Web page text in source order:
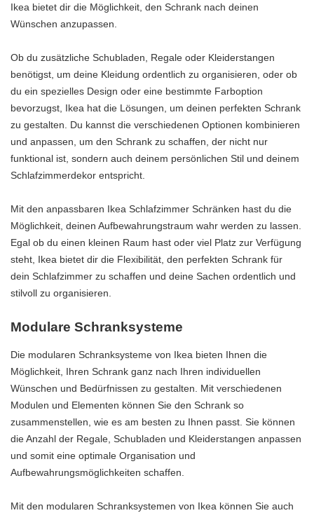
Ikea bietet dir die Möglichkeit, den Schrank nach deinen
Wünschen anzupassen.
Ob du zusätzliche Schubladen, Regale oder Kleiderstangen
benötigst, um deine Kleidung ordentlich zu organisieren, oder ob
du ein spezielles Design oder eine bestimmte Farboption
bevorzugst, Ikea hat die Lösungen, um deinen perfekten Schrank
zu gestalten. Du kannst die verschiedenen Optionen kombinieren
und anpassen, um den Schrank zu schaffen, der nicht nur
funktional ist, sondern auch deinem persönlichen Stil und deinem
Schlafzimmerdekor entspricht.
Mit den anpassbaren Ikea Schlafzimmer Schränken hast du die
Möglichkeit, deinen Aufbewahrungstraum wahr werden zu lassen.
Egal ob du einen kleinen Raum hast oder viel Platz zur Verfügung
steht, Ikea bietet dir die Flexibilität, den perfekten Schrank für
dein Schlafzimmer zu schaffen und deine Sachen ordentlich und
stilvoll zu organisieren.
Modulare Schranksysteme
Die modularen Schranksysteme von Ikea bieten Ihnen die
Möglichkeit, Ihren Schrank ganz nach Ihren individuellen
Wünschen und Bedürfnissen zu gestalten. Mit verschiedenen
Modulen und Elementen können Sie den Schrank so
zusammenstellen, wie es am besten zu Ihnen passt. Sie können
die Anzahl der Regale, Schubladen und Kleiderstangen anpassen
und somit eine optimale Organisation und
Aufbewahrungsmöglichkeiten schaffen.
Mit den modularen Schranksystemen von Ikea können Sie auch